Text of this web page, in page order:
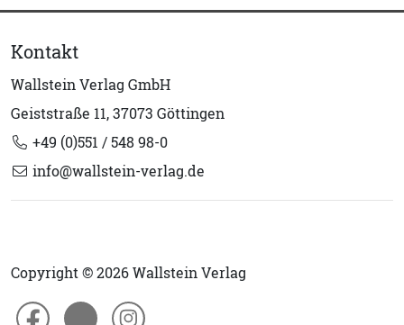
Kontakt
Wallstein Verlag GmbH
Geiststraße 11, 37073 Göttingen
+49 (0)551 / 548 98-0
info@wallstein-verlag.de
Copyright © 2026 Wallstein Verlag